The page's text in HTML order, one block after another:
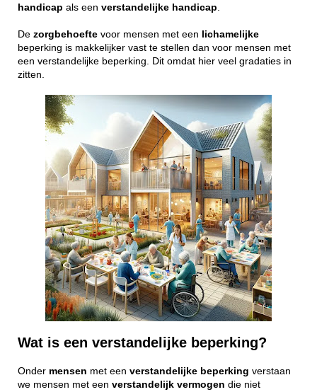
handicap als een verstandelijke handicap
De zorgbehoefte voor mensen met een lichamelijke
beperking is makkelijker vast te stellen dan voor mensen met
een verstandelijke beperking. Dit omdat hier veel gradaties in
zitten.
Wat is een verstandelijke beperking?
Onder mensen met een verstandelijke beperking verstaan
we mensen met een verstandelijk vermogen die niet